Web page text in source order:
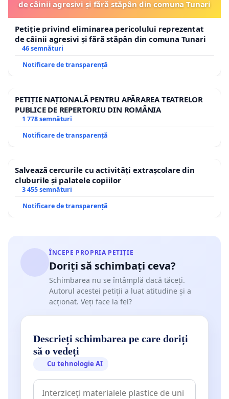
de câinii agresivi și fără stăpân din comuna Tunari
Petiție privind eliminarea pericolului reprezentat
de câinii agresivi și fără stăpân din comuna Tunari
46 semnături
Notificare de transparență
PETIȚIE NAȚIONALĂ PENTRU APĂRAREA TEATRELOR
PUBLICE DE REPERTORIU DIN ROMÂNIA
1 778 semnături
Notificare de transparență
Salvează cercurile cu activități extrașcolare din
cluburile și palatele copiilor
3 455 semnături
Notificare de transparență
ÎNCEPE PROPRIA PETIȚIE
Doriți să schimbați ceva?
Schimbarea nu se întâmplă dacă tăceți.
Autorul acestei petiții a luat atitudine și a
acționat. Veți face la fel?
Descrieți schimbarea pe care doriți
să o vedeți
Cu tehnologie AI